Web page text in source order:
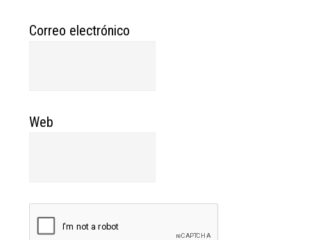
Correo electrónico
Web